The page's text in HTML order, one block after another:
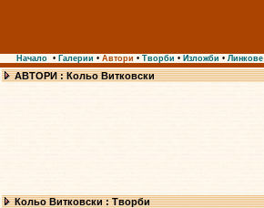
Начало • Галерии • Автори • Творби • Изложби • Линкове
АВТОРИ : Кольо Витковски
Кольо Витковски : Творби